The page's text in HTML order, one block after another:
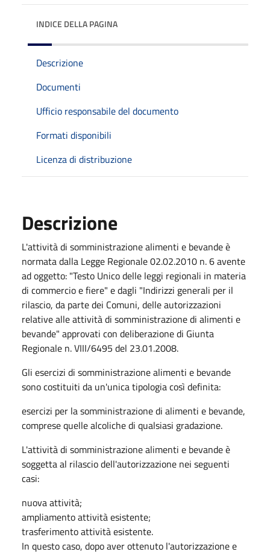
INDICE DELLA PAGINA
Descrizione
Documenti
Ufficio responsabile del documento
Formati disponibili
Licenza di distribuzione
Descrizione
L'attività di somministrazione alimenti e bevande è
normata dalla Legge Regionale 02.02.2010 n. 6 avente
ad oggetto: "Testo Unico delle leggi regionali in materia
di commercio e fiere" e dagli "Indirizzi generali per il
rilascio, da parte dei Comuni, delle autorizzazioni
relative alle attività di somministrazione di alimenti e
bevande" approvati con deliberazione di Giunta
Regionale n. VIII/6495 del 23.01.2008.
Gli esercizi di somministrazione alimenti e bevande
sono costituiti da un'unica tipologia così definita:
esercizi per la somministrazione di alimenti e bevande,
comprese quelle alcoliche di qualsiasi gradazione.
L'attività di somministrazione alimenti e bevande è
soggetta al rilascio dell'autorizzazione nei seguenti
casi:
nuova attività;
ampliamento attività esistente;
trasferimento attività esistente.
In questo caso, dopo aver ottenuto l'autorizzazione e